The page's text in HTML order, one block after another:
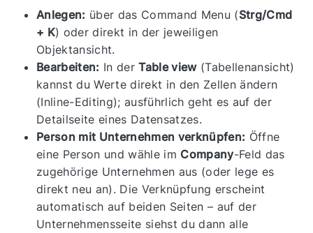
Anlegen: über das Command Menu (Strg/Cmd
+ K) oder direkt in der jeweiligen
Objektansicht.
Bearbeiten: In derTable view(Tabellenansicht)
kannst du Werte direkt in den Zellen ändern
(Inline-Editing); ausführlich geht es auf der
Detailseite eines Datensatzes.
Person mit Unternehmen verknüpfen: Öffne
eine Person und wähle im Company-Feld das
zugehörige Unternehmen aus (oder lege es
direkt neu an). Die Verknüpfung erscheint
automatisch auf beiden Seiten – auf der
Unternehmensseite siehst du dann alle